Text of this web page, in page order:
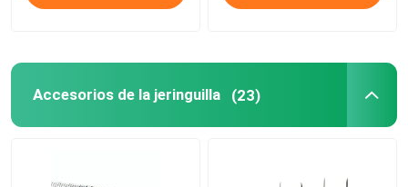
Accesorios de la jeringuilla (23)